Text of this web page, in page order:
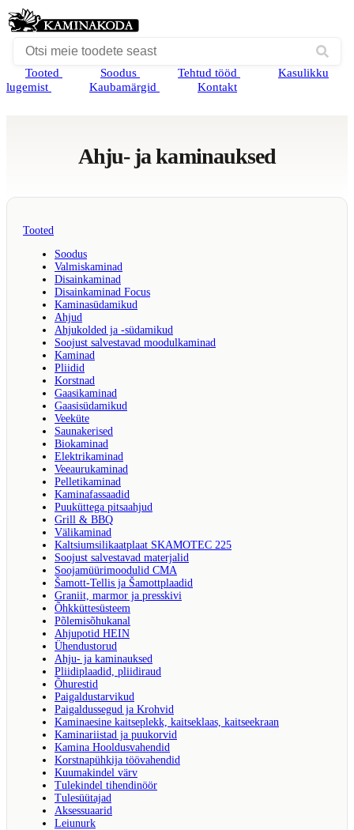
Tooted Soodus Tehtud tööd
Kasulikku
lugemist
Kaubamärgid Kontakt
Ahju- ja kaminauksed
Tooted
Soodus
Valmiskaminad
Disainkaminad
Disainkaminad Focus
Kaminasüdamikud
Ahjud
Ahjukolded ja -südamikud
Soojust salvestavad moodulkaminad
Kaminad
Pliidid
Korstnad
Gaasikaminad
Gaasisüdamikud
Veeküte
Saunakerised
Biokaminad
Elektrikaminad
Veeaurukaminad
Pelletikaminad
Kaminafassaadid
Puuküttega pitsaahjud
Grill & BBQ
Välikaminad
Kaltsiumsilikaatplaat SKAMOTEC 225
Soojust salvestavad materjalid
Soojamüürimoodulid CMA
Šamott-Tellis ja Šamottplaadid
Graniit, marmor ja presskivi
Õhkküttesüsteem
Põlemisõhukanal
Ahjupotid HEIN
Ühendustorud
Ahju- ja kaminauksed
Pliidiplaadid, pliidiraud
Õhurestid
Paigaldustarvikud
Paigaldussegud ja Krohvid
Kaminaesine kaitseplekk, kaitseklaas, kaitseekraan
Kaminariistad ja puukorvid
Kamina Hooldusvahendid
Korstnapühkija töövahendid
Kuumakindel värv
Tulekindel tihendinöör
Tulesüütajad
Aksessuaarid
Leiunurk